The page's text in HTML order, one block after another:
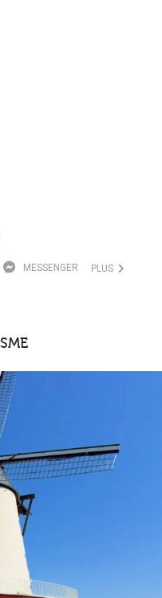
MESSENGER PLUS